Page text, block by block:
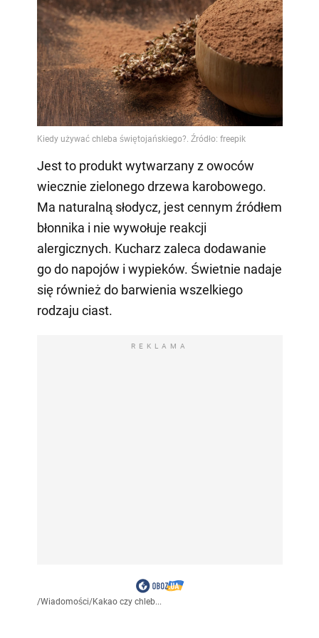
Jest to produkt wytwarzany z owoców
wiecznie zielonego drzewa karobowego.
Ma naturalną słodycz, jest cennym źródłem
błonnika i nie wywołuje reakcji
alergicznych. Kucharz zaleca dodawanie
go do napojów i wypieków. Świetnie nadaje
się również do barwienia wszelkiego
rodzaju ciast.
REKLAMA
/Wiadomości/Kakao czy chleb...